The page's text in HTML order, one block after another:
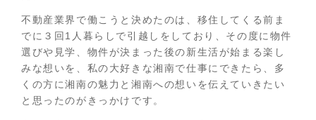
不動産業界で働こうと決めたのは、移住してくる前ま
でに３回1人暮らしで引越しをしており、その度に物件
選びや見学、物件が決まった後の新生活が始まる楽し
みな想いを、私の大好きな湘南で仕事にできたら、多
くの方に湘南の魅力と湘南への想いを伝えていきたい
と思ったのがきっかけです。